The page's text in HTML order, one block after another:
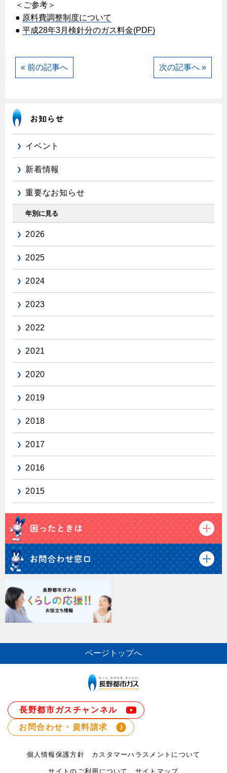
ガス器具が故障したとき
地震のとき
新しく都市ガスをご利用したい方へ
ガスを安全にお使いいただくために
安全対策
ガスメーターの役割と安全機能
古くなったガス管の交換のおすすめ
正しい接続で安全に
長期使用製品安全点検制度について
冬季の注意
保安体制について
ガス設備安全点検について
お引越しのときには
ガス使用開始のご案内
インターネット受付
20代
30代
60代
都市ガス切り替えのメリット
導入事例
都市ガス切り替え事例
警報器
バスルーム
衣類乾燥機
リビング
ガスファンヒーター
ガス温水床暖房・ルームヒーター
リフォームのお知らせ
リフォームについてのお問い合わせ
ご契約・お手続き
お申込み
停電時の対応
＜ご参考＞
● 原料費調整制度について
● 平成28年3月検針分のガス料金(PDF)
« 前の記事へ 次の記事へ »
イベント
新着情報
重要なお知らせ
年別に見る
2026
2025
2024
2023
2022
2021
2020
2019
2018
2017
2016
2015
ページトップへ
長野都市ガスチャンネル
お問合わせ・資料請求
個人情報保護方針 カスタマーハラスメントについて
サイトのご利用について サイトマップ